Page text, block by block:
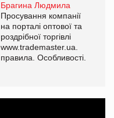
Брагина Людмила
Просування компанії
на порталі оптової та
роздрібної торгівлі
www.trademaster.ua.
правила. Особливості.